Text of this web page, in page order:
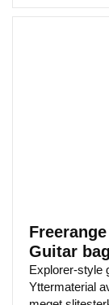
Guitar bag
Explorer-style
Yttermaterial